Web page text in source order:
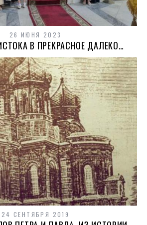
26 ИЮНЯ 2023
В ПРЕКРАСНОЕ ДАЛЕКО…
24 СЕНТЯБРЯ 2019